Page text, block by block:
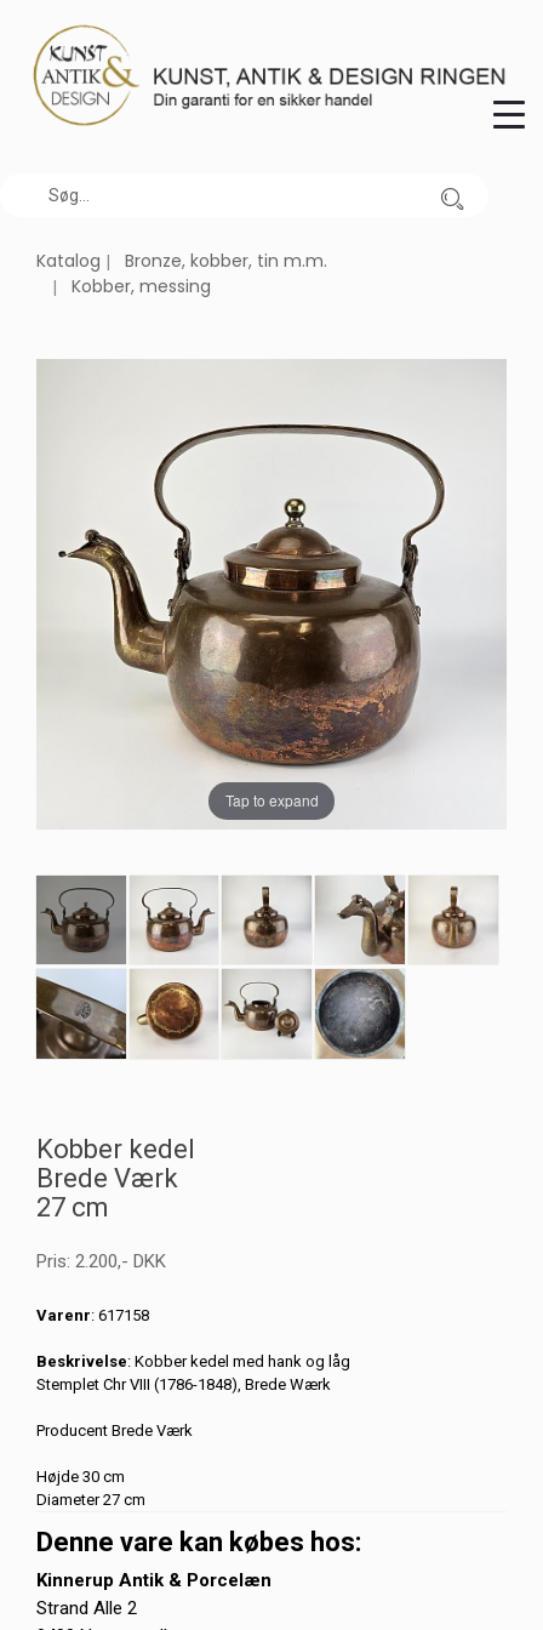
Katalog
Bronze, kobber, tin m.m.
Kobber, messing
Tap to expand
Kobber kedel
Brede Værk
27 cm
Pris: 2.200,- DKK
Varenr: 617158
Beskrivelse: Kobber kedel med hank og låg
Stemplet Chr VIII (1786-1848), Brede Wærk
Producent Brede Værk
Højde 30 cm
Diameter 27 cm
Denne vare kan købes hos:
Kinnerup Antik & Porcelæn
Strand Alle 2